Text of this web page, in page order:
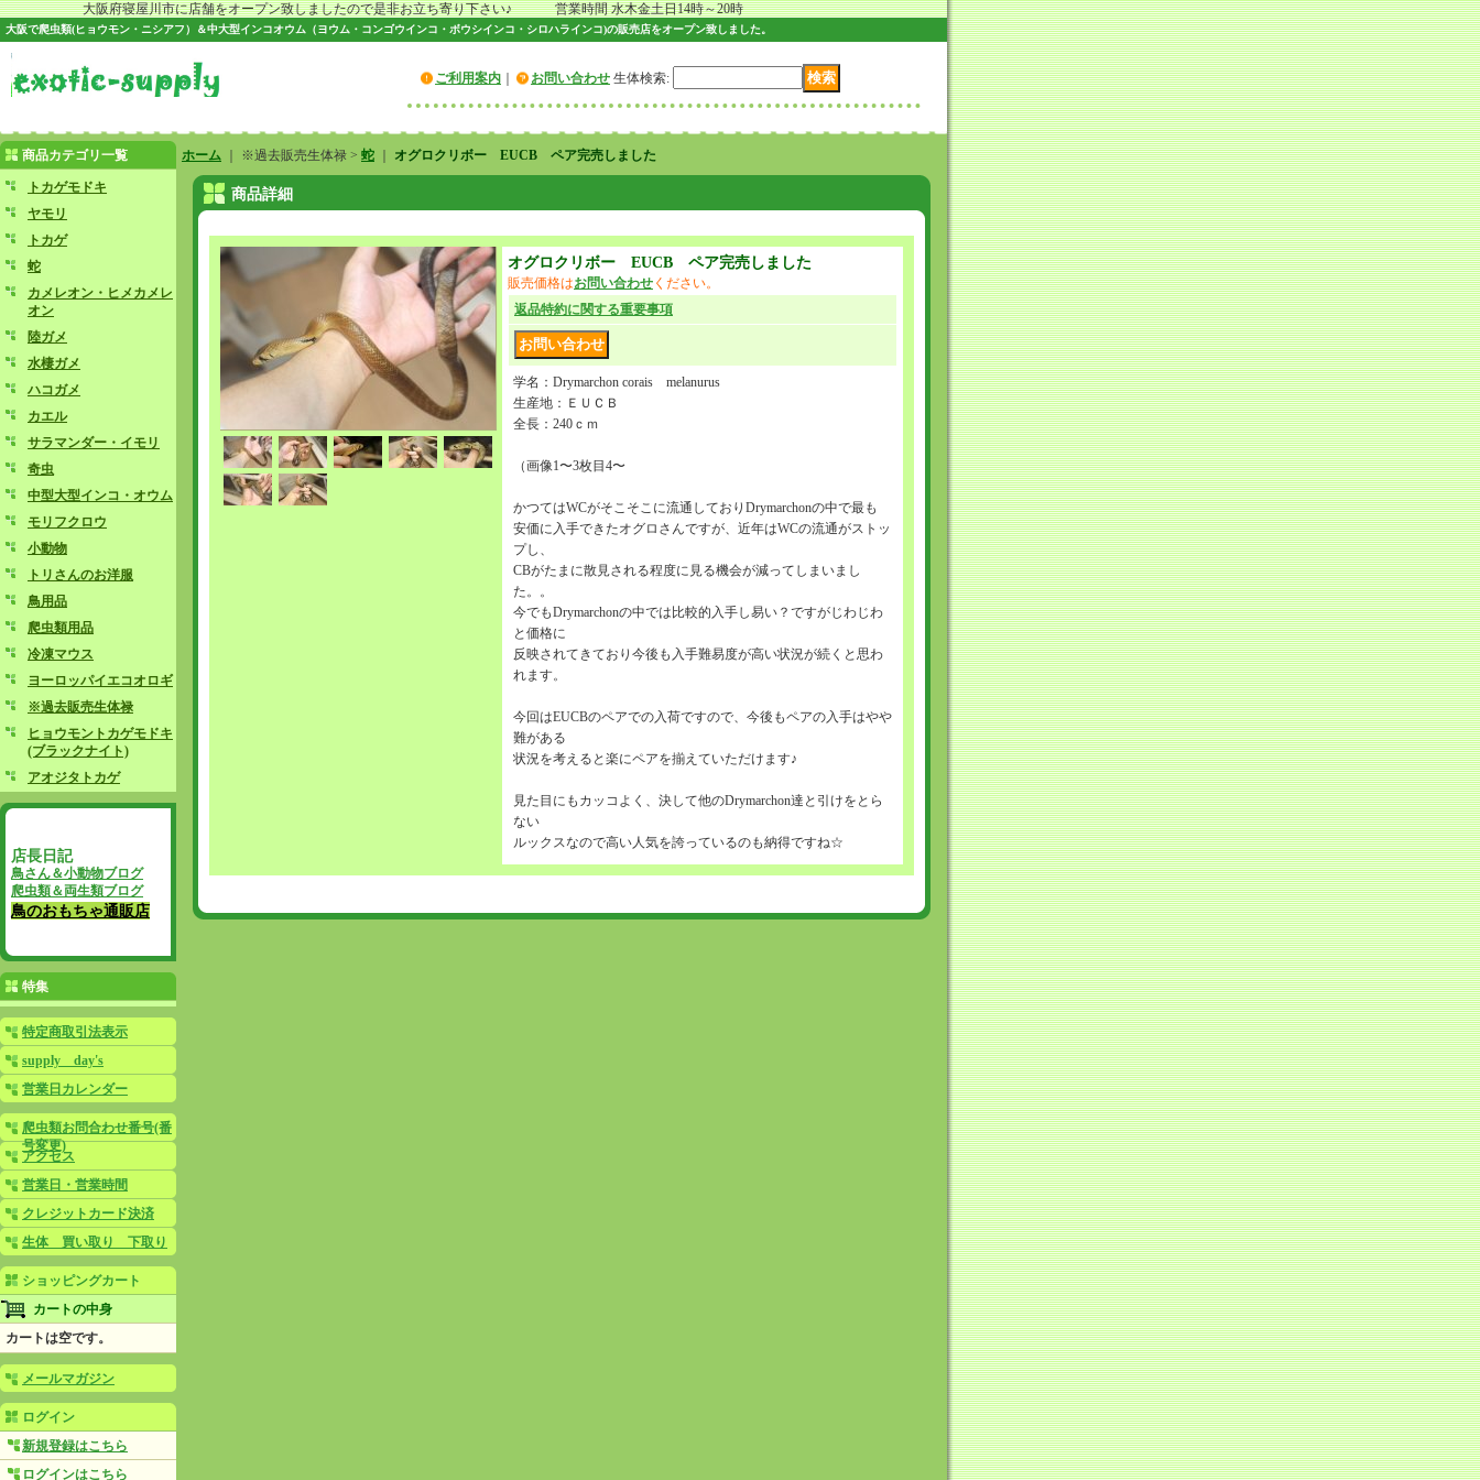
大阪府寝屋川市に店舗をオープン致しましたので是非お立ち寄り下さい♪ 営業時間 水木金土日14時～20時
大阪で爬虫類(ヒョウモン・ニシアフ）＆中大型インコオウム（ヨウム・コンゴウインコ・ボウシインコ・シロハラインコ)の販売店をオープン致しました。
ご利用案内 お問い合わせ 生体検索:
商品カテゴリ一覧
トカゲモドキ
ヤモリ
トカゲ
蛇
カメレオン・ヒメカメレ
オン
陸ガメ
水棲ガメ
ハコガメ
カエル
サラマンダー・イモリ
奇虫
中型大型インコ・オウム
モリフクロウ
小動物
トリさんのお洋服
鳥用品
爬虫類用品
冷凍マウス
ヨーロッパイエコオロギ
※過去販売生体禄
ヒョウモントカゲモドキ
(ブラックナイト)
アオジタトカゲ
店長日記
鳥さん＆小動物ブログ
爬虫類＆両生類ブログ
鳥のおもちゃ通販店
特集
特定商取引法表示
supply day's
営業日カレンダー
爬虫類お問合わせ番号(番
号変更)
アクセス
営業日・営業時間
クレジットカード決済
生体 買い取り 下取り
ショッピングカート
カートの中身
カートは空です。
メールマガジン
ログイン
新規登録はこちら
ログインはこちら
ホーム ｜ ※過去販売生体禄 > 蛇 オグロクリボー EUCB ペア完売しました
商品詳細
オグロクリボー EUCB ペア完売しました
販売価格はお問い合わせ ください。
返品特約に関する重要事項
学名：Drymarchon corais melanurus
生産地：ＥＵＣＢ
全長：240ｃｍ
（画像1〜3枚目4〜
かつてはWCがそこそこに流通しておりDrymarchonの中で最も
安価に入手できたオグロさんですが、近年はWCの流通がストッ
プし、
CBがたまに散見される程度に見る機会が減ってしまいまし
た。。
今でもDrymarchonの中では比較的入手し易い？ですがじわじわ
と価格に
反映されてきており今後も入手難易度が高い状況が続くと思わ
れます。
今回はEUCBのペアでの入荷ですので、今後もペアの入手はやや
難がある
状況を考えると楽にペアを揃えていただけます♪
見た目にもカッコよく、決して他のDrymarchon達と引けをとら
ない
ルックスなので高い人気を誇っているのも納得ですね☆